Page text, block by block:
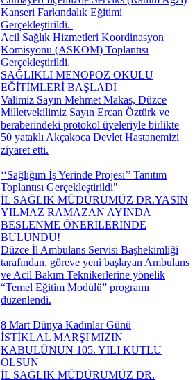
Kanseri Farkındalık Eğitimi
Gerçekleştirildi. ​
Acil Sağlık Hizmetleri Koordinasyon
Komisyonu (ASKOM) Toplantısı
Gerçekleştirildi. ​
SAĞLIKLI MENOPOZ OKULU
EĞİTİMLERİ BAŞLADI
Valimiz Sayın Mehmet Makas, Düzce
Milletvekilimiz Sayın Ercan Öztürk ve
beraberindeki protokol üyeleriyle birlikte
50 yataklı Akçakoca Devlet Hastanemizi
ziyaret etti.
‘‘Sağlığım İş Yerinde Projesi’’ Tanıtım
Toplantısı Gerçekleştirildi" ​
İL SAĞLIK MÜDÜRÜMÜZ DR.YASİN
YILMAZ RAMAZAN AYINDA
BESLENME ÖNERİLERİNDE
BULUNDU!
Düzce İl Ambulans Servisi Başhekimliği
tarafından, göreve yeni başlayan Ambulans
ve Acil Bakım Teknikerlerine yönelik
“Temel Eğitim Modülü” programı
düzenlendi.
8 Mart Dünya Kadınlar Günü
İSTİKLAL MARŞI'MIZIN
KABULÜNÜN 105. YILI KUTLU
OLSUN
İL SAĞLIK MÜDÜRÜMÜZ DR.